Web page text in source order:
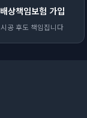
배상책임보험 가입
시공 후도 책임집니다